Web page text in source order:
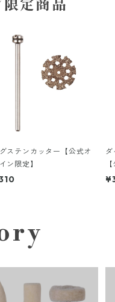
定商品
ステンカッター【公式オ
ン限定】